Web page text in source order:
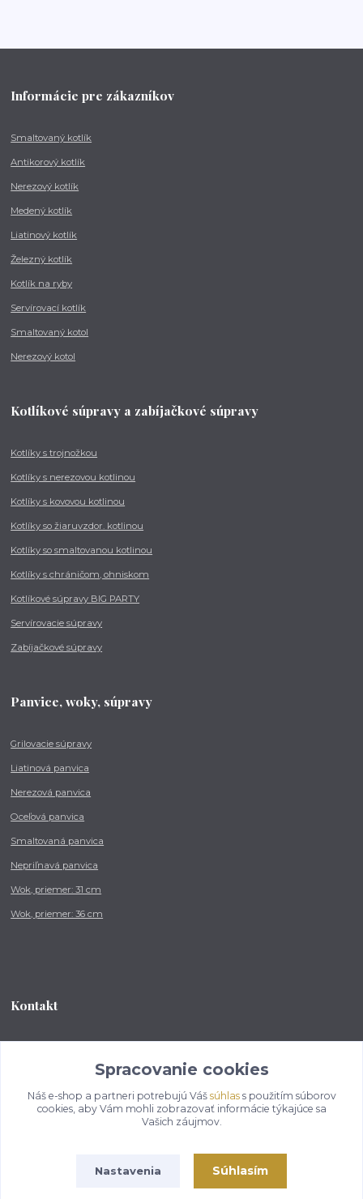
Informácie pre zákazníkov
Smaltovaný kotlík
Antikorový kotlík
Nerezový kotlík
Medený kotlík
Liatinový kotlík
Železný kotlík
Kotlík na ryby
Servírovací kotlík
Smaltovaný kotol
Nerezový kotol
Kotlíkové súpravy a zabíjačkové súpravy
Kotlíky s trojnožkou
Kotlíky s nerezovou kotlinou
Kotlíky s kovovou kotlinou
Kotlíky so žiaruvzdor. kotlinou
Kotlíky so smaltovanou kotlinou
Kotlíky s chráničom, ohniskom
Kotlíkové súpravy BIG PARTY
Servírovacie súpravy
Zabíjačkové súpravy
Panvice, woky, súpravy
Grilovacie súpravy
Liatinová panvica
Nerezová panvica
Oceľová panvica
Smaltovaná panvica
Nepriľnavá panvica
Wok, priemer: 31 cm
Wok, priemer: 36 cm
Kontakt
od 8:00 - do 16:00 hod
info@kotlikovesupravy.sk
Spracovanie cookies
Náš e-shop a partneri potrebujú Váš súhlass použitím súborov
cookies, aby Vám mohli zobrazovať informácie týkajúce sa
Vašich záujmov.
Nastavenia Súhlasím